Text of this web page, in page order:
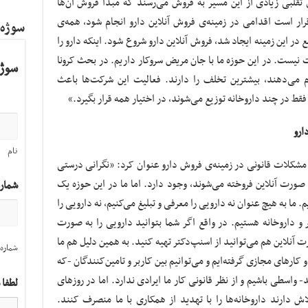
است اقدامی در زمینه‌ی فروش آنلاین دارو انجام شود، همه‌ی
این زمینه ایجاد شد، فروش آنلاین دارو شروع شود. اینکه دارو را
نیست. در این حوزه ما با جان مریض سروکار داریم. در بحث کرونا
می‌دهند، بیشترین تخلف را دارند. فعالیت این شرکت‌ها باعث
در چند داروخانه توزیع می‌شوند، در اختیار همه قرار بگیرد.»
قانونی در زمینه‌ی فروش دارو عنوان کرد: «نگرانی درستی
آنلاین فروخته می‌شوند، وجود دارد. اما ما در این حوزه یک
ما به هیچ عنوان نه دارویی را معرفی و تبلیغ می‌کنیم، نه دارویی را
داروخانه هستیم. در واقع اگر شما بتوانید دارویی را به صورت
آنلاین هم می‌توانید از اسنپ‌دکتر تهیه کنید. به همین دلیل هم ما
مجازی گرفته‌ایم و می‌توانیم بین کاربر و تامین‌کنندگان -که
واسطی باشیم و از نظر قانونی کار ما ایرادی ندارد. اما در روزهای
دارند داروخانه‌ها را با تهدید از همکاری با ما منصرف کنند.
نام